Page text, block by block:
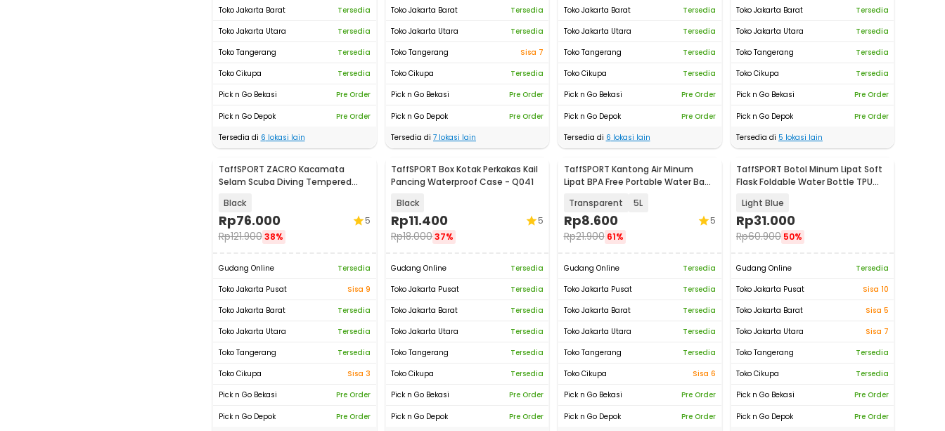
Toko Jakarta Barat
Tersedia
Toko Jakarta Utara
Tersedia
Toko Tangerang
Tersedia
Toko Cikupa
Tersedia
Pick n Go Bekasi
Pre Order
Pick n Go Depok
Pre Order
Tersedia di 6 lokasi lain
Toko Jakarta Barat
Tersedia
Toko Jakarta Utara
Tersedia
Toko Tangerang
Sisa 7
Toko Cikupa
Tersedia
Pick n Go Bekasi
Pre Order
Pick n Go Depok
Pre Order
Tersedia di 7 lokasi lain
Toko Jakarta Barat
Tersedia
Toko Jakarta Utara
Tersedia
Toko Tangerang
Tersedia
Toko Cikupa
Tersedia
Pick n Go Bekasi
Pre Order
Pick n Go Depok
Pre Order
Tersedia di 6 lokasi lain
Toko Jakarta Barat
Tersedia
Toko Jakarta Utara
Tersedia
Toko Tangerang
Tersedia
Toko Cikupa
Tersedia
Pick n Go Bekasi
Pre Order
Pick n Go Depok
Pre Order
Tersedia di 5 lokasi lain
TaffSPORT ZACRO Kacamata
Selam Scuba Diving Tempered
Black
Rp76.000
Rp121.900 38%
5
Gudang Online
Tersedia
Toko Jakarta Pusat
Sisa 9
Toko Jakarta Barat
Tersedia
Toko Jakarta Utara
Tersedia
Toko Tangerang
Tersedia
Toko Cikupa
Sisa 3
Pick n Go Bekasi
Pre Order
Pick n Go Depok
Pre Order
TaffSPORT Box Kotak Perkakas Kail
Pancing Waterproof Case - Q041
Black
Rp11.400
Rp18.00037%
5
Gudang Online
Tersedia
Toko Jakarta Pusat
Tersedia
Toko Jakarta Barat
Tersedia
Toko Jakarta Utara
Tersedia
Toko Tangerang
Tersedia
Toko Cikupa
Tersedia
Pick n Go Bekasi
Pre Order
Pick n Go Depok
Pre Order
TaffSPORT Kantong Air Minum
Lipat BPA Free Portable Water Bag
Transparent 5L
Rp8.600
Rp21.900 61%
5
Gudang Online
Tersedia
Toko Jakarta Pusat
Tersedia
Toko Jakarta Barat
Tersedia
Toko Jakarta Utara
Tersedia
Toko Tangerang
Tersedia
Toko Cikupa
Sisa 6
Pick n Go Bekasi
Pre Order
Pick n Go Depok
Pre Order
TaffSPORT Botol Minum Lipat Soft
Flask Foldable Water Bottle TPU
Light Blue
Rp31.000
Rp60.900 50%
Gudang Online
Tersedia
Toko Jakarta Pusat
Sisa 10
Toko Jakarta Barat
Sisa 5
Toko Jakarta Utara
Sisa 7
Toko Tangerang
Tersedia
Toko Cikupa
Tersedia
Pick n Go Bekasi
Pre Order
Pick n Go Depok
Pre Order